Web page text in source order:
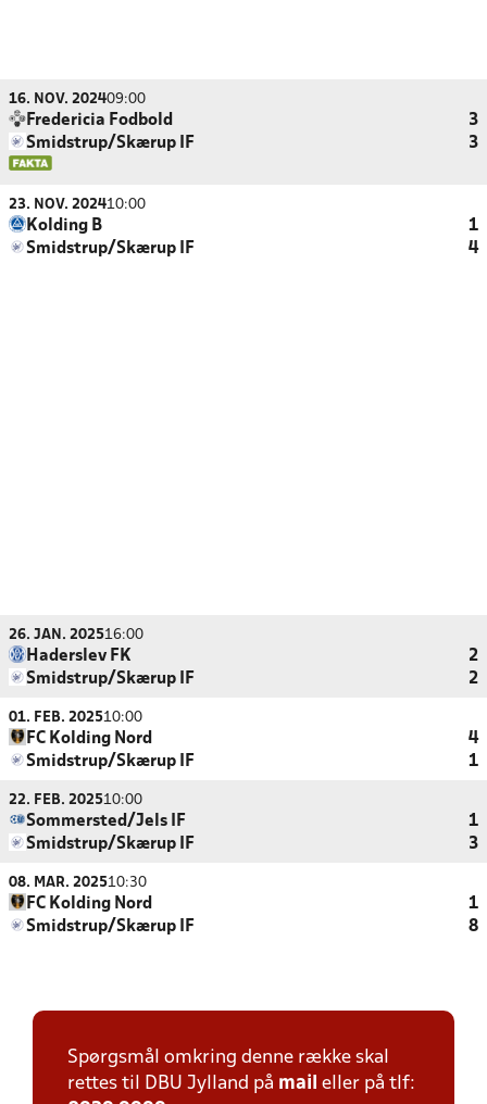
16. NOV. 202409:00
Fredericia Fodbold
3
Smidstrup/Skærup IF
3
23. NOV. 202410:00
Kolding B
1
Smidstrup/Skærup IF
4
26. JAN. 202516:00
Haderslev FK
2
Smidstrup/Skærup IF
2
01. FEB. 202510:00
FC Kolding Nord
4
Smidstrup/Skærup IF
1
22. FEB. 202510:00
Sommersted/Jels IF
1
Smidstrup/Skærup IF
3
08. MAR. 202510:30
FC Kolding Nord
1
Smidstrup/Skærup IF
8
Spørgsmål omkring denne række skal
rettes til DBU Jylland på mail eller på tlf: